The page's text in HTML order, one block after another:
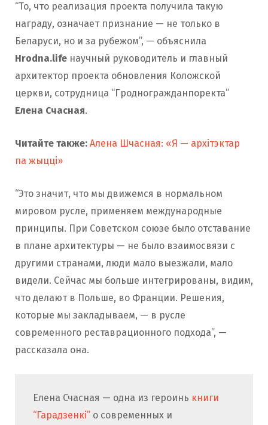
“То, что реализация проекта получила такую
награду, означает признание — не только в
Беларуси, но и за рубежом”, — объяснила
Hrodna.life научный руководитель и главный
архитектор проекта обновления Коложской
церкви, сотрудница “Гродногражданпоректа”
Елена Счасная.
Читайте также: Алена Шчасная: «Я — архітэктар
па жыцці»
“Это значит, что мы движемся в нормальном
мировом русле, применяем международные
принципы. При Советском союзе было отставание
в плане архитектуры — не было взаимосвязи с
другими странами, люди мало выезжали, мало
видели. Сейчас мы больше интегрированы, видим,
что делают в Польше, во Франции. Решения,
которые мы закладываем, — в русле
современного реставрационного подхода”, —
рассказала она.
Елена Счасная — одна из героинь книги
“Гарадзенкі” о современных и